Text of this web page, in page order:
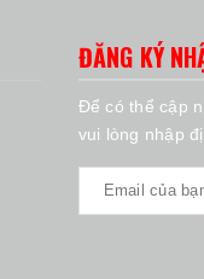
ĐĂNG KÝ
Để có thể cập
vui lòng nhập